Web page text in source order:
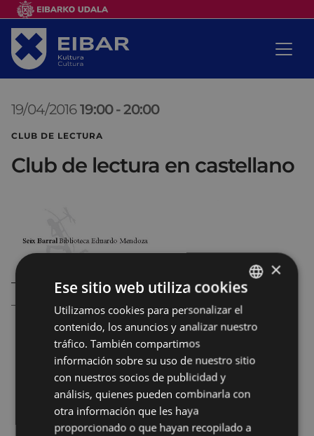
19/04/2016 19:00 -20:00
CLUB DE LECTURA
Club de lectura en castellano
BASQUE
SPANISH
×
Ese sitio web utiliza cookies
Utilizamos cookies para personalizar el
contenido, los anuncios y analizar nuestro
tráfico. También compartimos
información sobre su uso de nuestro sitio
con nuestros socios de publicidad y
análisis, quienes pueden combinarla con
otra información que les haya
proporcionado o que hayan recopilado a